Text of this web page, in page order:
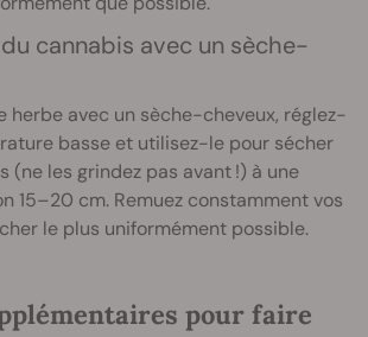
cannabis avec un sèche-
herbe avec un sèche-cheveux, réglez-
basse et utilisez-le pour sécher
(ne les grindez pas avant !) à une
15–20 cm. Remuez constamment vos
le plus uniformément possible.
pour faire